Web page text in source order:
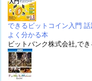
できるビットコイン入門
よく分かる本
ビットバンク株式会社,で